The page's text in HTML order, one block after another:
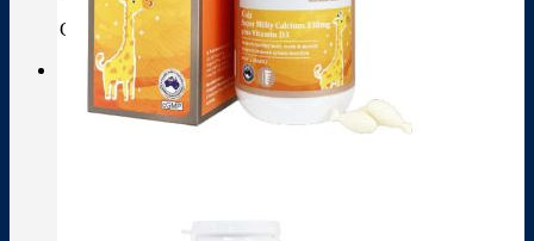
Chưa có sản phẩm trong giỏ hàng.